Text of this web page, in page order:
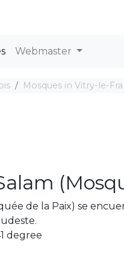
Webmaster
Mosques in Vitry-le-
de la Paix) se
degree